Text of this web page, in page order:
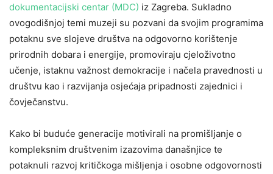
dokumentacijski centar (MDC) iz Zagreba. Sukladno
ovogodišnjoj temi muzeji su pozvani da svojim programima
potaknu sve slojeve društva na odgovorno korištenje
prirodnih dobara i energije, promoviraju cjeloživotno
učenje, istaknu važnost demokracije i načela pravednosti u
društvu kao i razvijanja osjećaja pripadnosti zajednici i
čovječanstvu.
Kako bi buduće generacije motivirali na promišljanje o
kompleksnim društvenim izazovima današnjice te
potaknuli razvoj kritičkoga mišljenja i osobne odgovornosti